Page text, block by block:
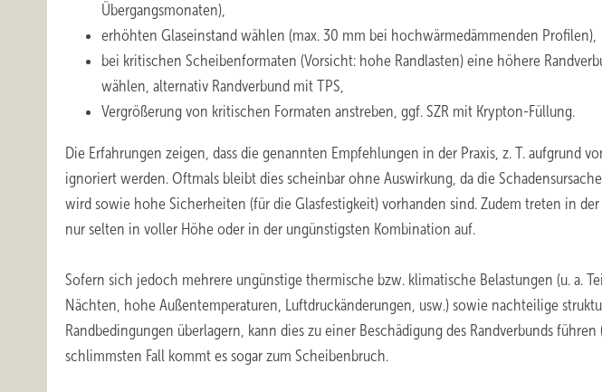
Übergangsmonaten),
erhöhten Glaseinstand wählen (max. 30 mm bei hochwärmedämmenden Profilen),
bei kritischen Scheibenformaten (Vorsicht: hohe Randlasten) eine höhere
wählen, alternativ Randverbund mit TPS,
Vergrößerung von kritischen Formaten anstreben, ggf. SZR mit Krypton-Füllung.
Die Erfahrungen zeigen, dass die genannten Empfehlungen in der Praxis, z. T. aufgrund
ignoriert werden. Oftmals bleibt dies scheinbar ohne Auswirkung, da die
wird sowie hohe Sicherheiten (für die Glasfestigkeit) vorhanden sind. Zudem treten in
nur selten in voller Höhe oder in der ungünstigsten Kombination auf.
Sofern sich jedoch mehrere ungünstige thermische bzw. klimatische Belastungen (u. a.
Nächten, hohe Außentemperaturen, Luftdruckänderungen, usw.) sowie nachteilige
Randbedingungen überlagern, kann dies zu einer Beschädigung des Randverbunds führen
schlimmsten Fall kommt es sogar zum Scheibenbruch.